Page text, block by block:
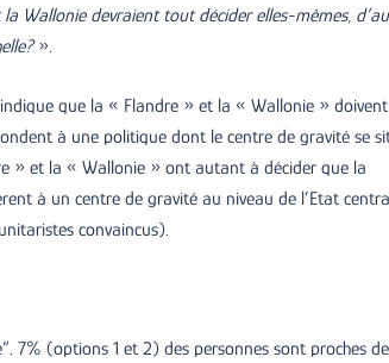
Wallonie devraient tout décider elles-mêmes,
».
que la « Flandre » et la « Wallonie » doivent
à une politique dont le centre de gravité se
» et la « Wallonie » ont autant à décider que la
à un centre de gravité au niveau de l’Etat
convaincus).
7% (options 1 et 2) des personnes sont proches de